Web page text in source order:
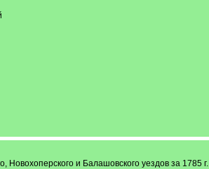
и Балашовского уездов за 1785 г.